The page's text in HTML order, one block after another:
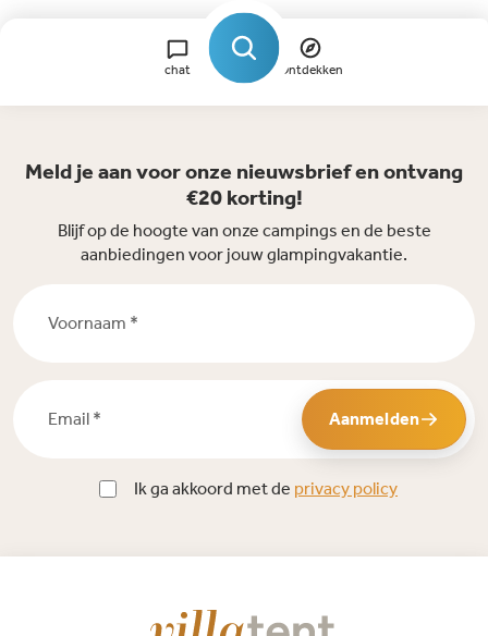
chat Ontdekken
Meld je aan voor onze nieuwsbrief en ontvang
€20 korting!
Blijf op de hoogte van onze campings en de beste
aanbiedingen voor jouw glampingvakantie.
Aanmelden
Ik ga akkoord met de privacy policy